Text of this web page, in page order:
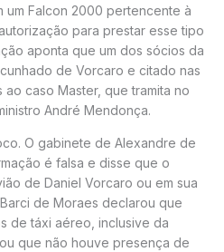
um Falcon 2000 pertencente à
para prestar esse tipo
aponta que um dos sócios da
de Vorcaro e citado nas
caso Master, que tramita no
André Mendonça.
O gabinete de Alexandre de
é falsa e disse que o
de Daniel Vorcaro ou em sua
de Moraes declarou que
de táxi aéreo, inclusive da
que não houve presença de